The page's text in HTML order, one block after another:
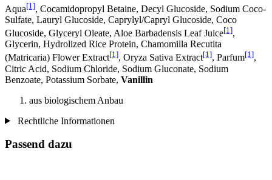
Aqua[1], Cocamidopropyl Betaine, Decyl Glucoside, Sodium Coco­
Sulfate, Lauryl Glucoside, Caprylyl/Capryl Glucoside, Coco
Glucoside, Glyceryl Oleate, Aloe Barbadensis Leaf Juice[1],
Glycerin, Hydrolized Rice Protein, Chamomilla Recutita
(Matricaria) Flower Extract[1], Oryza Sativa Extract[1], Parfum[1],
Citric Acid, Sodium Chloride, Sodium Gluconate, Sodium
Benzoate, Potassium Sorbate, Vanillin
aus biologischem Anbau
Rechtliche Informationen
Passend dazu